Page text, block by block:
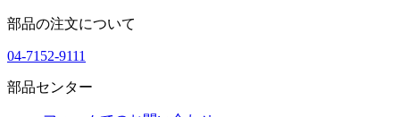
部品の注文について
04-7152-9111
部品センター